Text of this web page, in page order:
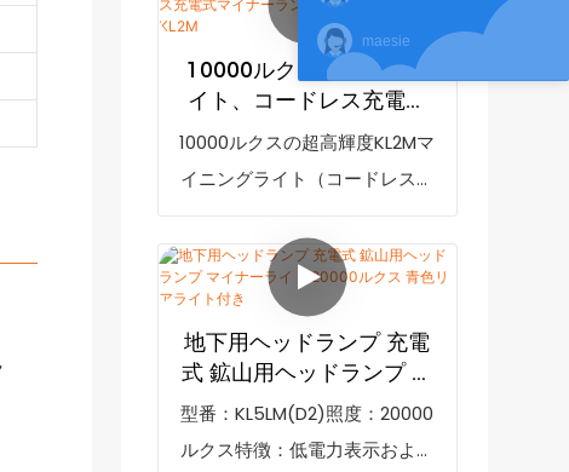
などの点で比類のない優れた利
点を持ち、市場で高い評価を得
ています。GoldenFutureは過
山用ヘッドランプ KL4.5LM LED
キャップライト（地下用）の仕
様は、お客様のニーズに合わせ
てカスタマイズできます。
KL4.5LM Lamparas Mineras
Underground Mine Light Led
Rechargeable Miner
Headlamp Mining Cap Lamp
10000ルクスの採掘用ラ
イト、コードレス充電式
マイナーランプ、急速充
10000ルクスの超高輝度KL2Mマ
イニングライト（コードレス充
電式、急速充電器付き）は、市
場の類似製品と比較して、性
能、品質、外観などの点で比類
のない優れた利点を持ち、市場
で高い評価を得ています。
地下用ヘッドランプ 充電
式 鉱山用ヘッドランプ マ
イナーライト 20000ルク
ス 青色リアライト付き
型番：KL5LM(D2)照度：20000
ルクス特徴：低電力表示および
maesie